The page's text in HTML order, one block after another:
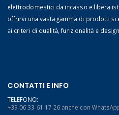
elettrodomestici da incasso e libera
offrirvi una vasta gamma di prodotti
ai criteri di qualità, funzionalità e
CONTATTI E INFO
TELEFONO:
+39 06 33 61 17 26 anche con